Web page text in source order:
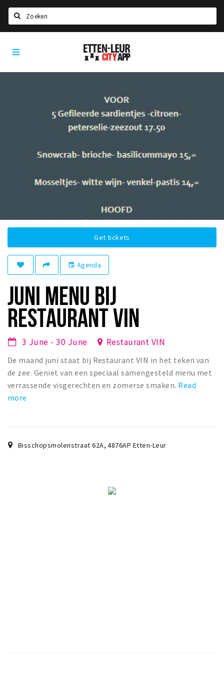
Home
Agenda
Nieuws, interviews & blogs
Slapen
Winkels
Parkeren
Musea, theaters & podia
Uitjes & activiteiten
Toeristische routes
Natuurgebieden
Baroniepoorten
Sport
Andere City Apps
Etten-
Leur
Get tickets
event Agenda
JUNI MENU BIJ
RESTAURANT VIN
3 June - 30 June Restaurant VIN
De maand juni staat bij Restaurant VIN in het teken van
de zee. Geniet van een speciaal samengesteld menu met
verrassende visgerechten en zomerse smaken. Read
more
Bisschopsmolenstraat 62A,4876AP Etten-Leur